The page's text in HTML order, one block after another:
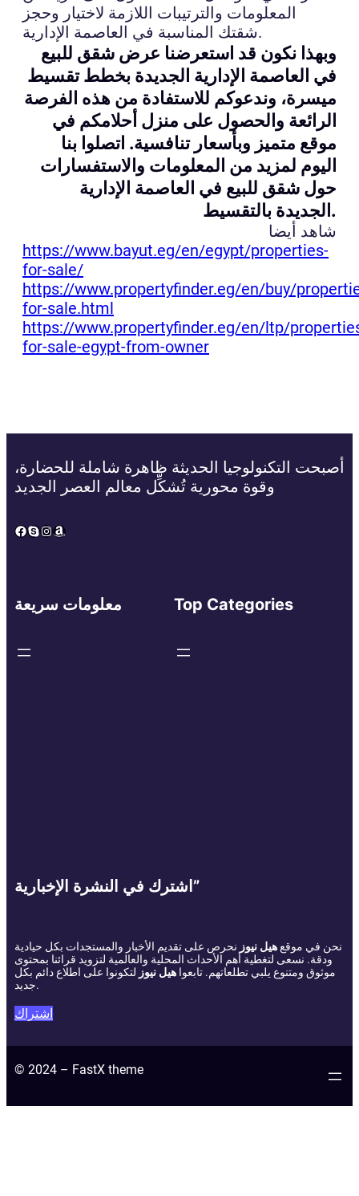
المعلومات والترتيبات اللازمة لاختيار وحجز
شقتك المناسبة في العاصمة الإدارية.
وبهذا نكون قد استعرضنا عرض شقق للبيع
في العاصمة الإدارية الجديدة بخطط تقسيط
ميسرة، وندعوكم للاستفادة من هذه الفرصة
الرائعة والحصول على منزل أحلامكم في
موقع متميز وبأسعار تنافسية. اتصلوا بنا
اليوم لمزيد من المعلومات والاستفسارات
حول شقق للبيع في العاصمة الإدارية
الجديدة بالتقسيط.
شاهد أيضا
https://www.bayut.eg/en/egypt/properties-
for-sale/
https://www.propertyfinder.eg/en/buy/
for-sale.html
https://www.propertyfinder.eg/en/ltp/
for-sale-egypt-from-owner
أصبحت التكنولوجيا الحديثة ظاهرة شاملة للحضارة،
وقوة محورية تُشكِّل معالم العصر الجديد
Facebook
Skype
Instagram
Amazon
معلومات سريعة Top Categories
اشترك في النشرة الإخبارية”
نحن في موقعهيل نيوز نحرص على تقديم الأخبار والمستجدات بكل حيادية
ودقة. نسعى لتغطية أهم الأحداث المحلية والعالمية لتزويد قرائنا بمحتوى
موثوق ومتنوع يلبي تطلعاتهم. تابعوا هيل نيوز لتكونوا على اطلاع دائم بكل
جديد.
اشتراك
© 2024 – FastX theme